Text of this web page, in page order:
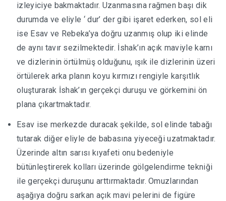
izleyiciye bakmaktadır. Uzanmasına rağmen başı dik
durumda ve eliyle ‘ dur’ der gibi işaret ederken, sol eli
ise Esav ve Rebeka’ya doğru uzanmış olup iki elinde
de aynı tavır sezilmektedir. İshak’ın açık maviyle karnı
ve dizlerinin örtülmüş olduğunu, ışık ile dizlerinin üzeri
örtülerek arka planın koyu kırmızı rengiyle karşıtlık
oluşturarak İshak’ın gerçekçi duruşu ve görkemini ön
plana çıkartmaktadır.
Esav ise merkezde duracak şekilde, sol elinde tabağı
tutarak diğer eliyle de babasına yiyeceği uzatmaktadır.
Üzerinde altın sarısı kıyafeti onu bedeniyle
bütünleştirerek kolları üzerinde gölgelendirme tekniği
ile gerçekçi duruşunu arttırmaktadır. Omuzlarından
aşağıya doğru sarkan açık mavi pelerini de figüre